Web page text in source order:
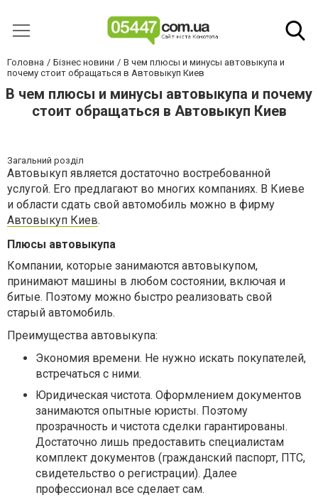
Головна Бізнес новини
В чем плюсы и минусы автовыкупа и
почему стоит обращаться в Автовыкуп Киев
В чем плюсы и минусы автовыкупа и почему
стоит обращаться в Автовыкуп Киев
Загальний розділ
Автовыкуп является достаточно востребованной
услугой. Его предлагают во многих компаниях. В Киеве
и области сдать свой автомобиль можно в фирму
Автовыкуп Киев.
Плюсы автовыкупа
Компании, которые занимаются автовыкупом,
принимают машины в любом состоянии, включая и
битые. Поэтому можно быстро реализовать свой
старый автомобиль.
Преимущества автовыкупа:
Экономия времени. Не нужно искать покупателей,
встречаться с ними.
Юридическая чистота. Оформлением документов
занимаются опытные юристы. Поэтому
прозрачность и чистота сделки гарантированы.
Достаточно лишь предоставить специалистам
комплект документов (гражданский паспорт, ПТС,
свидетельство о регистрации). Далее
профессионал все сделает сам.